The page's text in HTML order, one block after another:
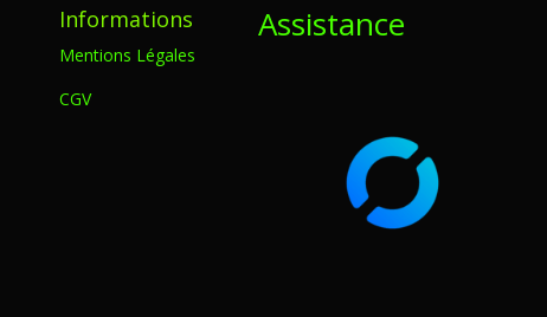
Informations
Mentions Légales
CGV
Assistance